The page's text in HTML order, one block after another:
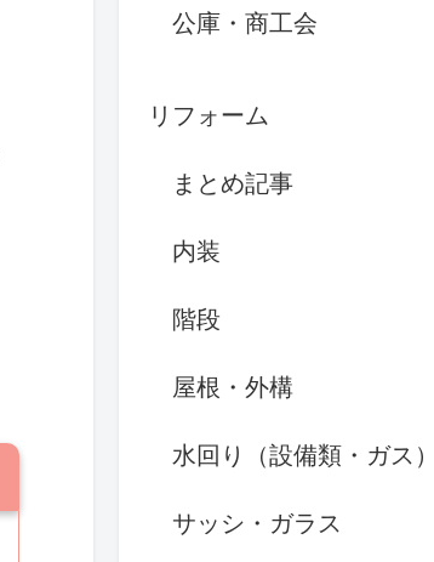
公庫・商工会
リフォーム
まとめ記事
内装
階段
屋根・外構
水回り（設備類・ガス）
サッシ・ガラス